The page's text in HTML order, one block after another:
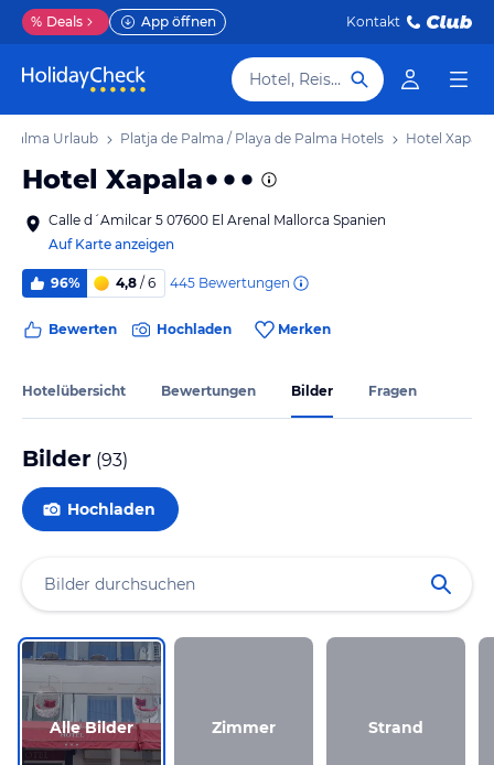
% Deals App öffnen Kontakt
Hotel, Reiseziel
Palma Urlaub Platja de Palma / Playa de Palma Hotels Hotel Xapala
Hotel Xapala
Calle d´Amilcar 5 07600 El Arenal Mallorca Spanien
Auf Karte anzeigen
96% 4,8 / 6 445 Bewertungen
Bewerten Hochladen Merken
Hotelübersicht Bewertungen Bilder Fragen
Bilder (93)
Hochladen
Alle Bilder Zimmer Strand